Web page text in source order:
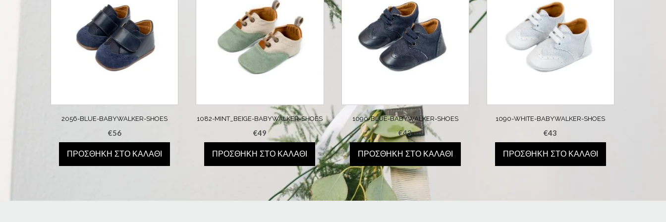
2056-BLUE-BABYWALKER-SHOES
€56
ΠΡΟΣΘΉΚΗ ΣΤΟ ΚΑΛΆΘΙ
1082-MINT_BEIGE-BABYWALKER-SHOES
€49
ΠΡΟΣΘΉΚΗ ΣΤΟ ΚΑΛΆΘΙ
1090-BLUE-BABYWALKER-SHOES
€43
ΠΡΟΣΘΉΚΗ ΣΤΟ ΚΑΛΆΘΙ
1090-WHITE-BABYWALKER-SHOES
€43
ΠΡΟΣΘΉΚΗ ΣΤΟ ΚΑΛΆΘΙ